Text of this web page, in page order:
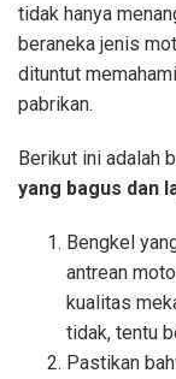
tidak hanya
beraneka jenis
dituntut
pabrikan.
Berikut ini adalah
yang bagus dan
Bengkel
antrean
kualitas
tidak, tentu
Pastikan